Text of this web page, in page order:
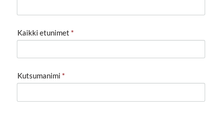
Kaikki etunimet *
Kutsumanimi *